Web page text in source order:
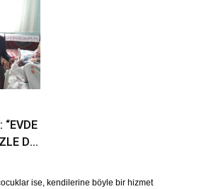
“EVDE
DE
ise, kendilerine böyle bir hizmet